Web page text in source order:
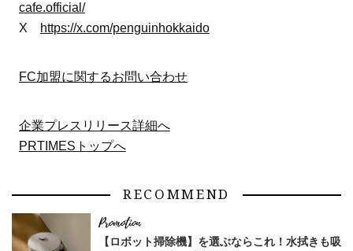
cafe.official/
X
https://x.com/penguinhokkaido
FC加盟に関するお問い合わせ
企業プレスリリース詳細へ
PRTIMESトップへ
RECOMMEND
【ロボット掃除機】を選ぶならこれ！水拭きも吸